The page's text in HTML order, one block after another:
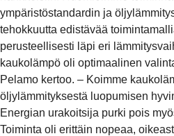
ympäristöstandardin ja
tehokkuutta edistävää
perusteellisesti läpi eri
kaukolämpö oli optimaalinen
Pelamo kertoo. – Koimme
öljylämmityksestä luopumisen
Energian urakoitsija purki pois
Toiminta oli erittäin nopeaa,